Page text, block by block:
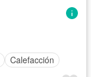
Calefacción